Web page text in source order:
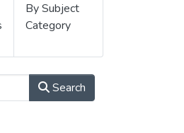
By Subject
Category
Search